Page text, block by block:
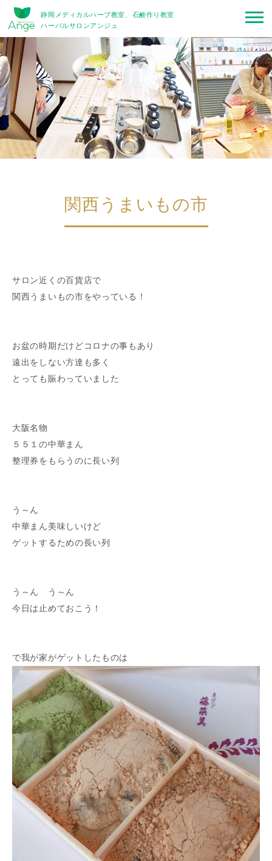
静岡メディカルハーブ教室、石鹸作り教室
ハーバルサロンアンジュ
関西うまいもの市
サロン近くの百貨店で
関西うまいもの市をやっている！
お盆の時期だけどコロナの事もあり
遠出をしない方達も多く
とっても賑わっていました
大阪名物
５５１の中華まん
整理券をもらうのに長い列
う～ん
中華まん美味しいけど
ゲットするための長い列
う～ん う～ん
今日は止めておこう！
で我が家がゲットしたものは